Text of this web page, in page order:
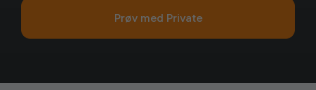
Prøv med Private